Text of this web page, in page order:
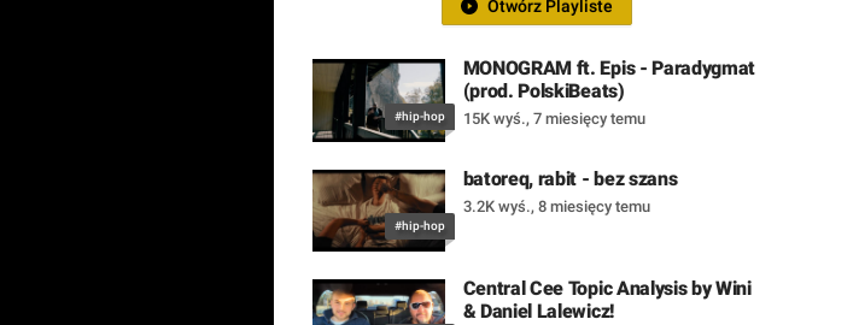
Otwórz Playliste
#hip-hop
MONOGRAM ft. Epis - Paradygmat
(prod. PolskiBeats)
15K wyś., 7 miesięcy temu
#hip-hop
batoreq, rabit - bez szans
3.2K wyś., 8 miesięcy temu
Central Cee Topic Analysis by Wini
& Daniel Lalewicz!